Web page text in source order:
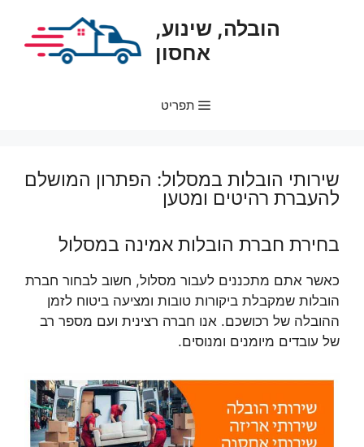
הובלה, שינוע,
אחסון
תפריט
שירותי הובלות במסלול: הפתרון המושלם
להעברת רהיטים ומטען
בחירת חברת הובלות אמינה במסלול
כאשר אתם מתכננים לעבור מסלול, חשוב לבחור חברת
הובלות שמקבלת ביקורות טובות ומציעה ביטוח לזמן
ההובלה של רכושכם. אנו חברה רצינית ועם מספר רב
של עובדים מיומנים ומנוסים.